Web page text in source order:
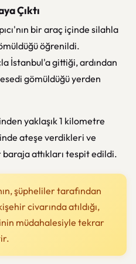
Çıktı
bir araç içinde silahla
öğrenildi.
İstanbul'a gittiği, ardından
gömüldüğü yerden
yaklaşık 1 kilometre
ateşe verdikleri ve
attıkları tespit edildi.
şüpheliler tarafından
civarında atıldığı,
müdahalesiyle tekrar